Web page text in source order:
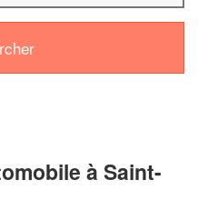
à Saint-